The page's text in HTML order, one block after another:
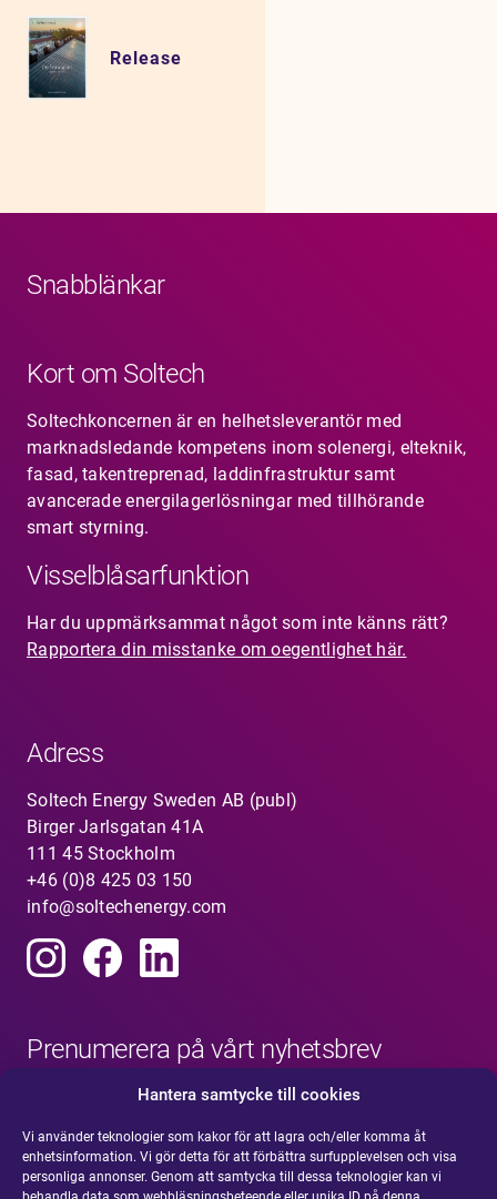
Hantera samtycke till cookies
Vi använder teknologier som kakor för att lagra och/eller komma åt
enhetsinformation. Vi gör detta för att förbättra surfupplevelsen och visa
personliga annonser. Genom att samtycka till dessa teknologier kan vi
Release
Snabblänkar
Kort om Soltech
Soltechkoncernen är en helhetsleverantör med
marknadsledande kompetens inom solenergi, elteknik,
fasad, takentreprenad, laddinfrastruktur samt
avancerade energilagerlösningar med tillhörande
smart styrning.
Visselblåsarfunktion
Har du uppmärksammat något som inte känns rätt?
Rapportera din misstanke om oegentlighet här.
Adress
Soltech Energy Sweden AB (publ)
Birger Jarlsgatan 41A
111 45 Stockholm
+46 (0)8 425 03 150
info@soltechenergy.com
Prenumerera på vårt nyhetsbrev